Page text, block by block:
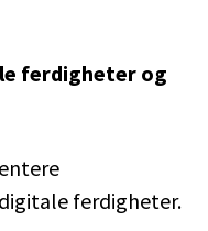
ferdigheter og
ferdigheter.